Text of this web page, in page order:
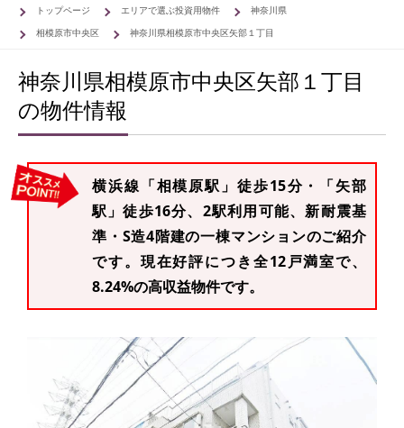
トップページ エリアで選ぶ投資用物件
神奈川県
相模原市中央区
神奈川県相模原市中央区矢部１丁目
神奈川県相模原市中央区矢部１丁目
の物件情報
横浜線「相模原駅」徒歩15分・「矢部
駅」徒歩16分、2駅利用可能、新耐震基
準・S造4階建の一棟マンションのご紹介
です。現在好評につき全12戸満室で、
8.24%の高収益物件です。